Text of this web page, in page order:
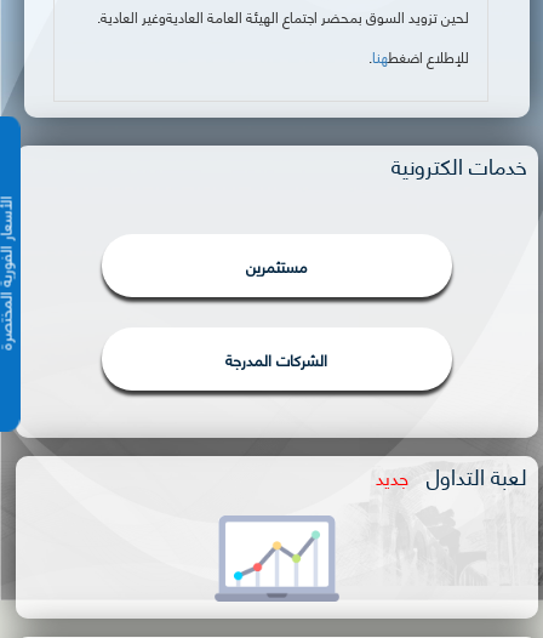
الأسعار
لحين تزويد السوق بمحضر اجتماع الهيئة العامة العاديةوغير العادية.
للإطلاع اضغطهنا.
خدمات الكترونية
مستثمرين
الشركات المدرجة
لعبة التداول جديد